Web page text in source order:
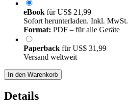
eBook fürUS$ 21,99
Sofort herunterladen. Inkl. MwSt.
Format: PDF – für alle Geräte
Paperback fürUS$ 31,99
Versand weltweit
In den Warenkorb
Details